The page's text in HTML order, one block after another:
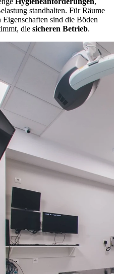
standhalten. Für Räume
sind die Böden
die sicheren Betrieb.